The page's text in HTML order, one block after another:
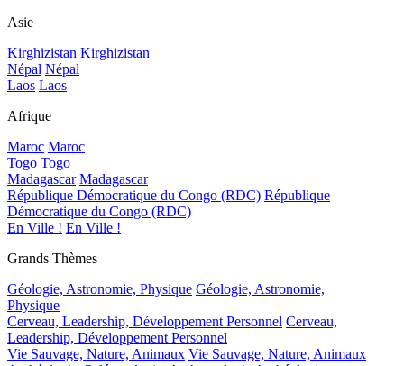
Asie
Kirghizistan Kirghizistan
Népal Népal
Laos Laos
Afrique
Maroc Maroc
Togo Togo
Madagascar Madagascar
République Démocratique du Congo (RDC) République
Démocratique du Congo (RDC)
En Ville ! En Ville !
Grands Thèmes
Géologie, Astronomie, Physique Géologie, Astronomie,
Physique
Cerveau, Leadership, Développement Personnel Cerveau,
Leadership, Développement Personnel
Vie Sauvage, Nature, Animaux Vie Sauvage, Nature, Animaux